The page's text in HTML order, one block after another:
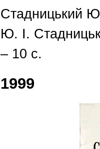
Стадницький
Ю. І.
– 10 с.
1999